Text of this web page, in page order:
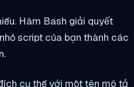
Hàm Bash giải quyết
script của bạn thành các
cụ thể với một tên mô tả